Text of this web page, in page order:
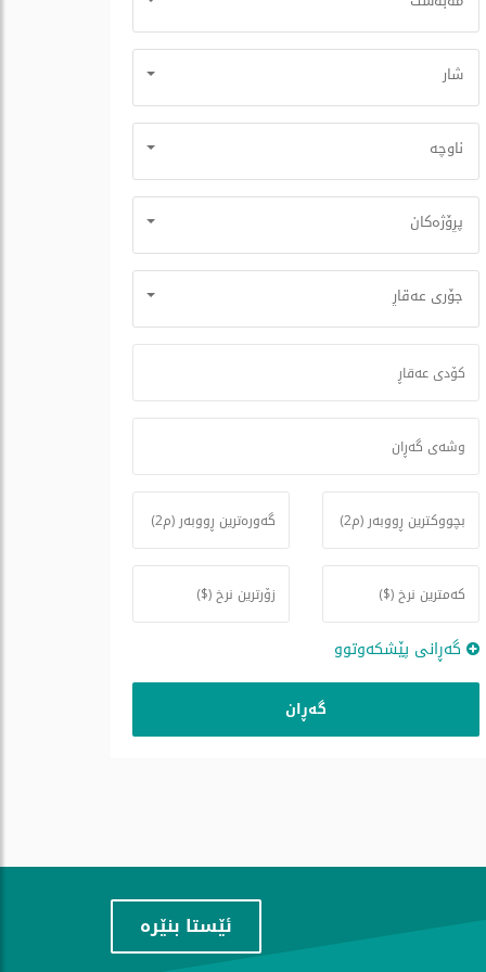
شار
ناوچە
پڕۆژه‌كان
جۆری عه‌قاڕ
گه‌ڕانی پێشكه‌وتوو
ئێستا بنێره‌